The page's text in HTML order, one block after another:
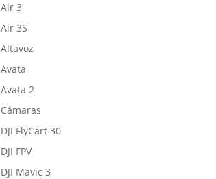
Air 3
Air 3S
Altavoz
Avata
Avata 2
Cámaras
DJI FlyCart 30
DJI FPV
DJI Mavic 3